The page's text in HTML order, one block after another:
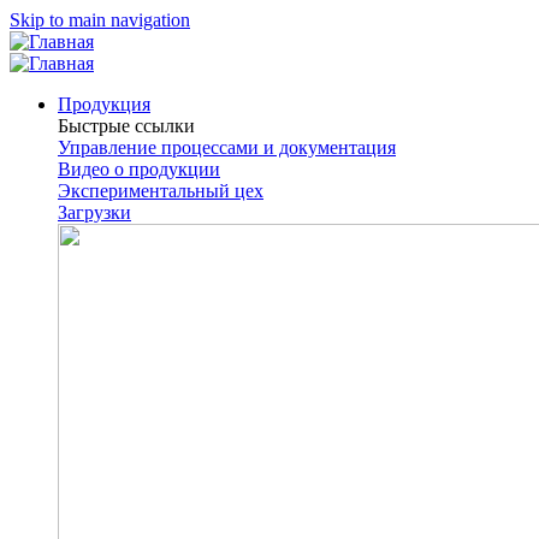
Skip to main navigation
Продукция
Быстрые ссылки
Управление процессами и документация
Видео о продукции
Экспериментальный цех
Загрузки